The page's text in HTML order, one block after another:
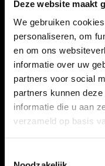
Deze website maakt
We gebruiken
personaliseren, om
en om ons
informatie over uw
partners voor social
partners kunnen
informatie die u aan
verzameld op basis